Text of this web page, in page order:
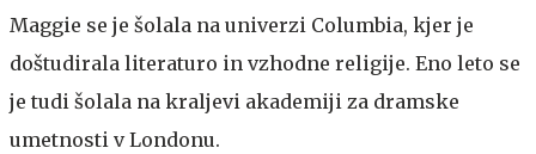
Maggie se je šolala na univerzi Columbia, kjer je
doštudirala literaturo in vzhodne religije. Eno leto se
je tudi šolala na kraljevi akademiji za dramske
umetnosti v Londonu.